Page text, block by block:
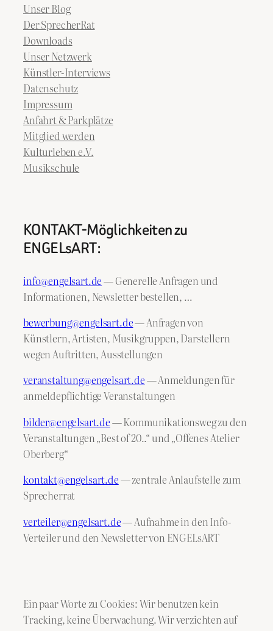
Unser Blog
Der SprecherRat
Downloads
Unser Netzwerk
Künstler-Interviews
Datenschutz
Impressum
Anfahrt & Parkplätze
Mitglied werden
Kulturleben e.V.
Musikschule
KONTAKT-Möglichkeiten zu
ENGELsART:
info@engelsart.de— Generelle Anfragen und
Informationen, Newsletter bestellen, …
bewerbung@engelsart.de— Anfragen von
Künstlern, Artisten, Musikgruppen, Darstellern
wegen Auftritten, Ausstellungen
veranstaltung@engelsart.de— Anmeldungen für
anmeldepflichtige Veranstaltungen
bilder@engelsart.de— Kommunikationsweg zu den
Veranstaltungen „Best of 20..“ und „Offenes Atelier
Oberberg“
kontakt@engelsart.de— zentrale Anlaufstelle zum
Sprecherrat
verteiler@engelsart.de— Aufnahme in den Info-
Verteiler und den Newsletter von ENGELsART
Ein paar Worte zu Cookies: Wir benutzen kein
Tracking, keine Überwachung. Wir verzichten auf